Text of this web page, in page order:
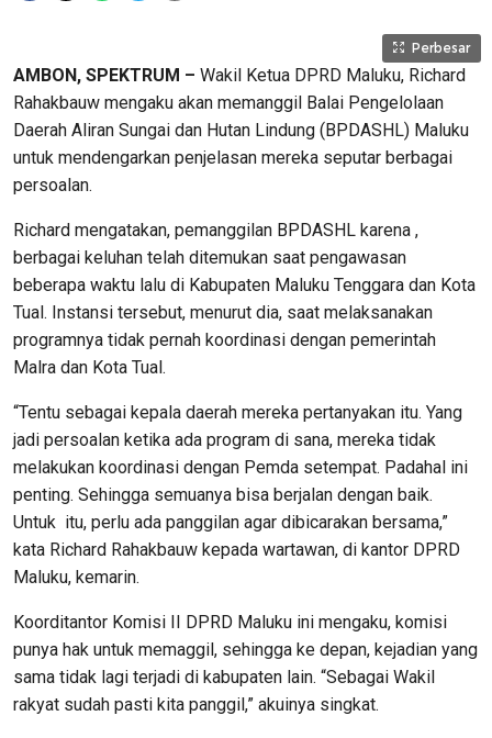
Perbesar
AMBON, SPEKTRUM – Wakil Ketua DPRD Maluku, Richard
Rahakbauw mengaku akan memanggil Balai Pengelolaan
Daerah Aliran Sungai dan Hutan Lindung (BPDASHL) Maluku
untuk mendengarkan penjelasan mereka seputar berbagai
persoalan.
Richard mengatakan, pemanggilan BPDASHL karena ,
berbagai keluhan telah ditemukan saat pengawasan
beberapa waktu lalu di Kabupaten Maluku Tenggara dan Kota
Tual. Instansi tersebut, menurut dia, saat melaksanakan
programnya tidak pernah koordinasi dengan pemerintah
Malra dan Kota Tual.
“Tentu sebagai kepala daerah mereka pertanyakan itu. Yang
jadi persoalan ketika ada program di sana, mereka tidak
melakukan koordinasi dengan Pemda setempat. Padahal ini
penting. Sehingga semuanya bisa berjalan dengan baik.
Untuk itu, perlu ada panggilan agar dibicarakan bersama,”
kata Richard Rahakbauw kepada wartawan, di kantor DPRD
Maluku, kemarin.
Koorditantor Komisi II DPRD Maluku ini mengaku, komisi
punya hak untuk memaggil, sehingga ke depan, kejadian yang
sama tidak lagi terjadi di kabupaten lain. “Sebagai Wakil
rakyat sudah pasti kita panggil,” akuinya singkat.